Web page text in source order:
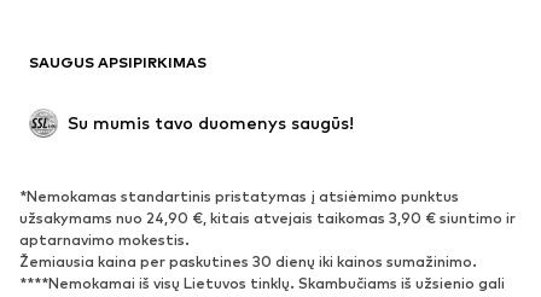
Proginiai
Išskirtiniai
BATAI
Naujienos
Sportbačiai
Aulinukai
SAUGUS APSIPIRKIMAS
Su mumis tavo duomenys saugūs!
*Nemokamas standartinis pristatymas į atsiėmimo punktus
užsakymams nuo 24,90 €, kitais atvejais taikomas 3,90 € siuntimo ir
aptarnavimo mokestis.
Žemiausia kaina per paskutines 30 dienų iki kainos sumažinimo.
****Nemokamai iš visų Lietuvos tinklų. Skambučiams iš užsienio gali